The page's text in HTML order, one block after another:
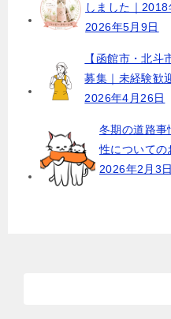
しました｜
2026年5月9日
【函館市・北
募集｜未経験歓
2026年4月26日
冬期の道路事
性についての
2026年2月3日